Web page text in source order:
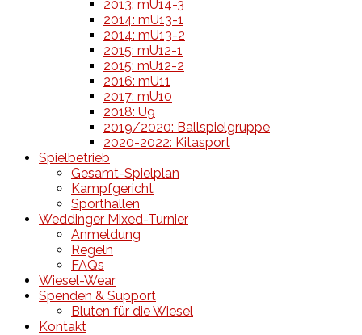
2013: mU14-3
2014: mU13-1
2014: mU13-2
2015: mU12-1
2015: mU12-2
2016: mU11
2017: mU10
2018: U9
2019/2020: Ballspielgruppe
2020-2022: Kitasport
Spielbetrieb
Gesamt-Spielplan
Kampfgericht
Sporthallen
Weddinger Mixed-Turnier
Anmeldung
Regeln
FAQs
Wiesel-Wear
Spenden & Support
Bluten für die Wiesel
Kontakt